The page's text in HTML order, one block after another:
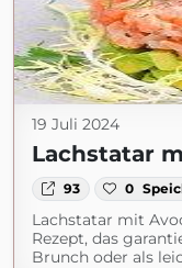
19 Juli 2024
Lachstatar
93 0
Lachstatar mit
Rezept, das
Brunch oder als